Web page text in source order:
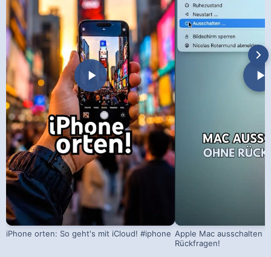
iPhone orten: So geht's mit iCloud! #iphone Apple Mac ausschalten
Rückfragen!